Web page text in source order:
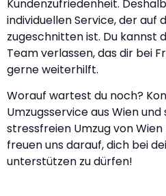
Kundenzufriedenheit.
individuellen Service, der auf
zugeschnitten ist. Du kannst
Team verlassen, das dir bei
gerne weiterhilft.
Worauf wartest du noch?
Umzugsservice aus Wien
stressfreien Umzug von Wien
freuen uns darauf, dich bei
unterstützen zu dürfen!